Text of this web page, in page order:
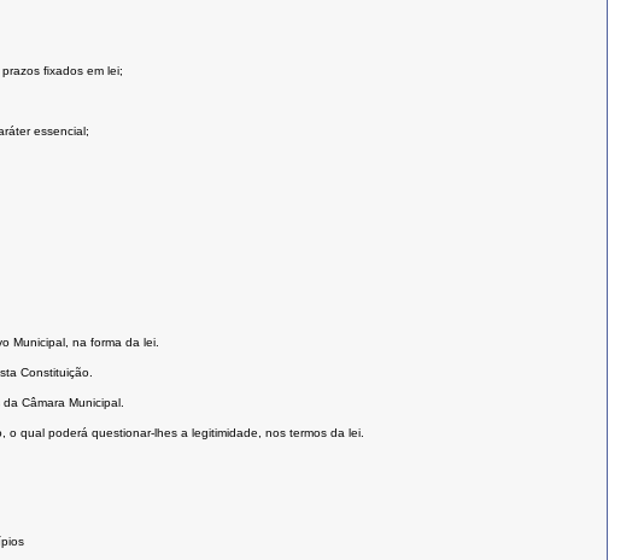
ﬁxados em lei;
essencial;
Municipal, na forma da lei.
Constituição.
Câmara Municipal.
qual poderá questionar-lhes a legitimidade, nos termos da lei.